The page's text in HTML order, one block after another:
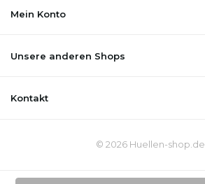
Mein Konto
Unsere anderen Shops
Kontakt
© 2026 Huellen-shop.de